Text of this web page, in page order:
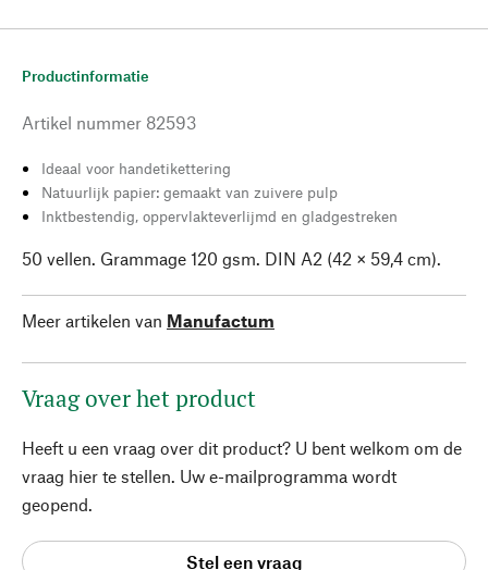
Productinformatie
Artikel nummer 82593
Ideaal voor handetikettering
Natuurlijk papier: gemaakt van zuivere pulp
Inktbestendig, oppervlakteverlijmd en gladgestreken
50 vellen. Grammage 120 gsm. DIN A2 (42 × 59,4 cm).
Meer artikelen van Manufactum
Vraag over het product
Heeft u een vraag over dit product? U bent welkom om de
vraag hier te stellen. Uw e-mailprogramma wordt
geopend.
Stel een vraag